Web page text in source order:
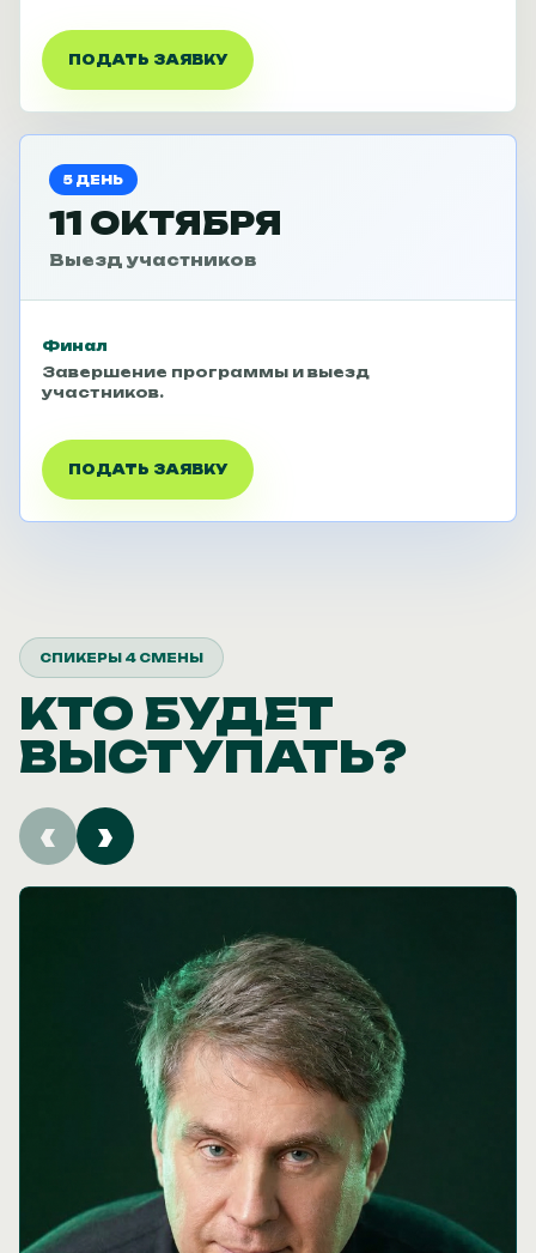
ПОДАТЬ ЗАЯВКУ
5 ДЕНЬ
11 ОКТЯБРЯ
Выезд участников
Финал
Завершение программы и выезд
участников.
ПОДАТЬ ЗАЯВКУ
СПИКЕРЫ 4 СМЕНЫ
КТО БУДЕТ
ВЫСТУПАТЬ?
‹ ›